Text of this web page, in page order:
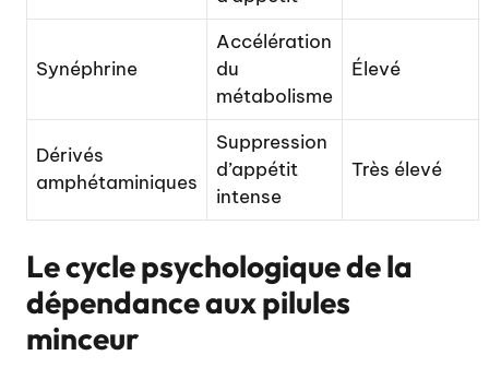
Synéphrine
Accélération
du
métabolisme
Élevé
Dérivés
amphétaminiques
Suppression
d’appétit
intense
Très élevé
Le cycle psychologique de la
dépendance aux pilules
minceur